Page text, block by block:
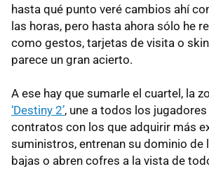
hasta qué punto veré cambios ahí
las horas, pero hasta ahora sólo he
como gestos, tarjetas de visita o
parece un gran acierto.
A ese hay que sumarle el cuartel, la
‘Destiny 2’, une a todos los
contratos con los que adquirir más
suministros, entrenan su dominio de
bajas o abren cofres a la vista de